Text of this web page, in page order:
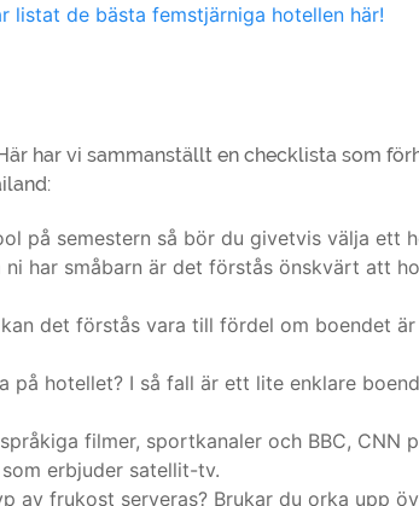
listat de bästa femstjärniga hotellen här!
har vi sammanställt en checklista som
på semestern så bör du givetvis välja ett
ni har småbarn är det förstås önskvärt att
det förstås vara till fördel om boendet
på hotellet? I så fall är ett lite enklare
filmer, sportkanaler och BBC, CNN
erbjuder satellit-tv.
av frukost serveras? Brukar du orka upp